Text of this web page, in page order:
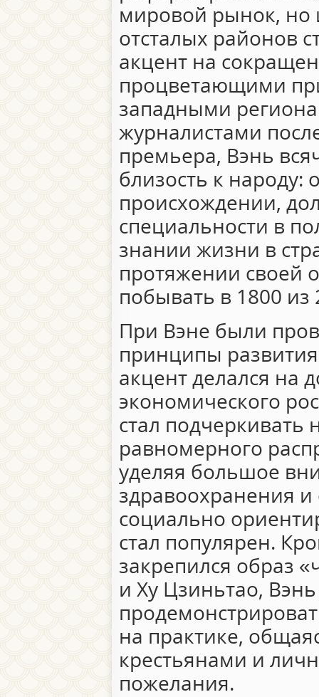
мировой рынок, но
отсталых районов
акцент на
процветающими
западными
журналистами
премьера, Вэнь
близость к народу:
происхождении,
специальности в
знании жизни в
протяжении своей
побывать в 1800 из
При Вэне были
принципы
акцент делался на
экономического
стал подчеркивать
равномерного
уделяя большое
здравоохранения
социально
стал популярен.
закрепился образ
и Ху Цзиньтао,
на практике,
крестьянами и
пожелания.